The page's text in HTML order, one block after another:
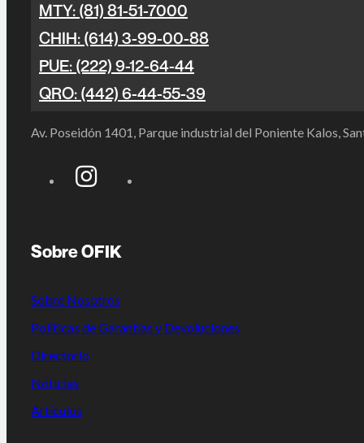
MTY: (81) 81-51-7000
CHIH: (614) 3-99-00-88
PUE: (222) 9-12-64-44
QRO: (442) 6-44-55-39
Av. Poseidón 1401, Parque industrial del Poniente Kalos,
Sobre OFIK
Sobre Nosotros
Políticas de Garantías y Devoluciones
Directorio
Noticias
Artículos